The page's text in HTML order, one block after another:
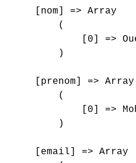
    [nom] => Array
        (
[0] =>
        )
    [prenom] => Array
        (
[0] =>
        )
    [email] => Array